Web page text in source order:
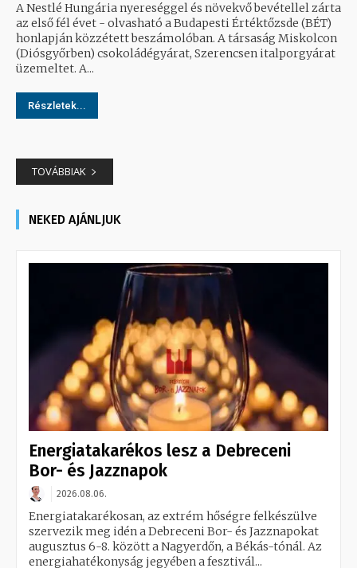
A Nestlé Hungária nyereséggel és növekvő bevétellel zárta
az első fél évet - olvasható a Budapesti Értéktőzsde (BÉT)
honlapján közzétett beszámolóban. A társaság Miskolcon
(Diósgyőrben) csokoládégyárat, Szerencsen italporgyárat
üzemeltet. A...
Részletek...
TOVÁBBIAK
NEKED AJÁNLJUK
Energiatakarékos lesz a Debreceni
Bor- és Jazznapok
2026.08.06.
Energiatakarékosan, az extrém hőségre felkészülve
szervezik meg idén a Debreceni Bor- és Jazznapokat
augusztus 6-8. között a Nagyerdőn, a Békás-tónál. Az
energiahatékonyság jegyében a fesztivál...